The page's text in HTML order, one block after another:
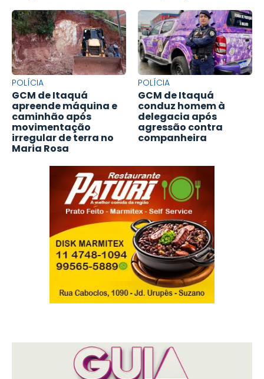
POLÍCIA
GCM de Itaquá
apreende máquina e
caminhão após
movimentação
irregular de terra no
Maria Rosa
POLÍCIA
GCM de Itaquá
conduz homem à
delegacia após
agressão contra
companheira